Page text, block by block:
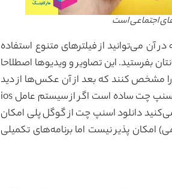
اجتماعی است
می‌توانید از فیلترهای متنوع استفاده
بفرستید. این تصاویر و ویدیوها اصطلاحا
مشخص کنند که بعد از آن عکس‌ها از دید
دریافت کننده ناپدید شوند که این زمان بین ۱ تا ۱۰ ثانیه است. دانلود اسنپ چت ساده است اگر از سیستم عامل ios
دانلود اسنپ چت از گوگل پلی امکان
امکان پذیر نیست اما برنامه‌های تکمیلی